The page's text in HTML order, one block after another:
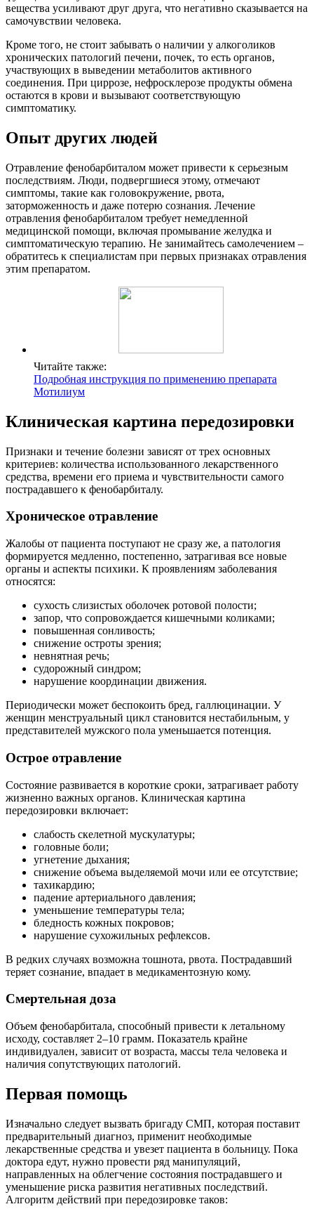
вещества усиливают друг друга, что негативно сказывается на
самочувствии человека.
Кроме того, не стоит забывать о наличии у алкоголиков
хронических патологий печени, почек, то есть органов,
участвующих в выведении метаболитов активного
соединения. При циррозе, нефросклерозе продукты обмена
остаются в крови и вызывают соответствующую
симптоматику.
Опыт других людей
Отравление фенобарбиталом может привести к серьезным
последствиям. Люди, подвергшиеся этому, отмечают
симптомы, такие как головокружение, рвота,
заторможенность и даже потерю сознания. Лечение
отравления фенобарбиталом требует немедленной
медицинской помощи, включая промывание желудка и
симптоматическую терапию. Не занимайтесь самолечением –
обратитесь к специалистам при первых признаках отравления
этим препаратом.
Читайте также:
Подробная инструкция по применению препарата
Мотилиум
Клиническая картина передозировки
Признаки и течение болезни зависят от трех основных
критериев: количества использованного лекарственного
средства, времени его приема и чувствительности самого
пострадавшего к фенобарбиталу.
Хроническое отравление
Жалобы от пациента поступают не сразу же, а патология
формируется медленно, постепенно, затрагивая все новые
органы и аспекты психики. К проявлениям заболевания
относятся:
сухость слизистых оболочек ротовой полости;
запор, что сопровождается кишечными коликами;
повышенная сонливость;
снижение остроты зрения;
невнятная речь;
судорожный синдром;
нарушение координации движения.
Периодически может беспокоить бред, галлюцинации. У
женщин менструальный цикл становится нестабильным, у
представителей мужского пола уменьшается потенция.
Острое отравление
Состояние развивается в короткие сроки, затрагивает работу
жизненно важных органов. Клиническая картина
передозировки включает:
слабость скелетной мускулатуры;
головные боли;
угнетение дыхания;
снижение объема выделяемой мочи или ее отсутствие;
тахикардию;
падение артериального давления;
уменьшение температуры тела;
бледность кожных покровов;
нарушение сухожильных рефлексов.
В редких случаях возможна тошнота, рвота. Пострадавший
теряет сознание, впадает в медикаментозную кому.
Смертельная доза
Объем фенобарбитала, способный привести к летальному
исходу, составляет 2–10 грамм. Показатель крайне
индивидуален, зависит от возраста, массы тела человека и
наличия сопутствующих патологий.
Первая помощь
Изначально следует вызвать бригаду СМП, которая поставит
предварительный диагноз, применит необходимые
лекарственные средства и увезет пациента в больницу. Пока
доктора едут, нужно провести ряд манипуляций,
направленных на облегчение состояния пострадавшего и
уменьшение риска развития негативных последствий.
Алгоритм действий при передозировке таков: